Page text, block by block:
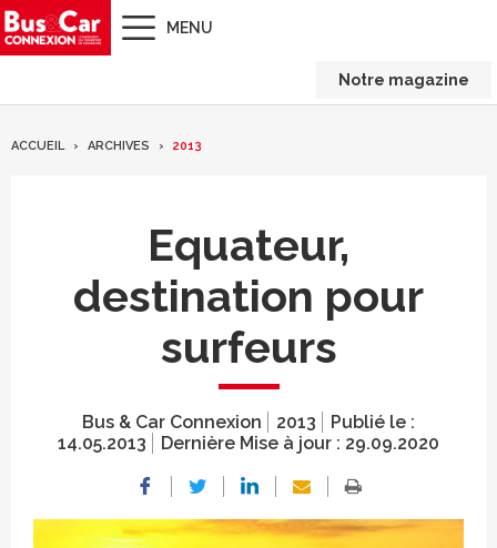
MENU
Notre magazine
ACCUEIL ARCHIVES 2013
Equateur,
destination pour
surfeurs
Bus & Car Connexion 2013
Publié le :
14.05.2013
Dernière Mise à jour : 29.09.2020